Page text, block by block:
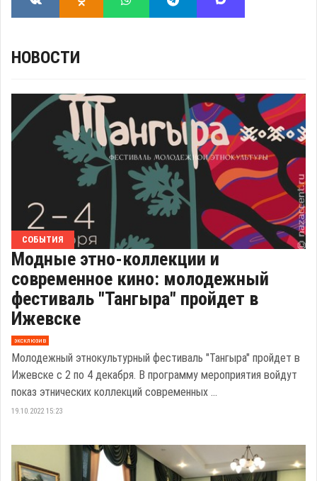
НОВОСТИ
СОБЫТИЯ
Модные этно-коллекции и
современное кино: молодежный
фестиваль "Тангыра" пройдет в
Ижевске
эксклюзив
Молодежный этнокультурный фестиваль "Тангыра" пройдет в
Ижевске с 2 по 4 декабря. В программу мероприятия войдут
показ этнических коллекций современных ...
19.10.2022 15:23